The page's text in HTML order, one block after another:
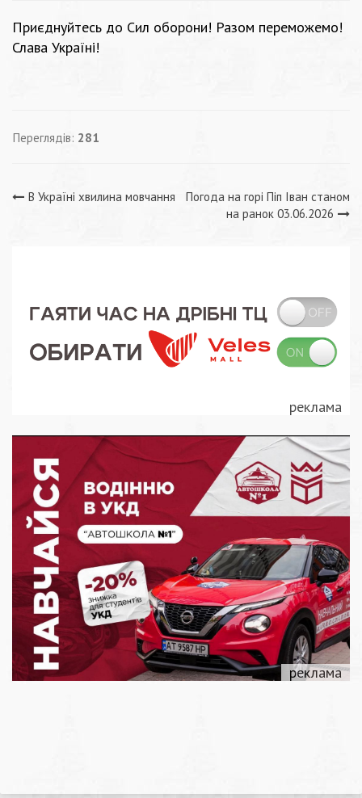
Приєднуйтесь до Сил оборони! Разом переможемо!
Слава Україні!
Переглядів: 281
Навігація
В Україні хвилина мовчання
Погода на горі Піп Іван станом
на ранок 03.06.2026